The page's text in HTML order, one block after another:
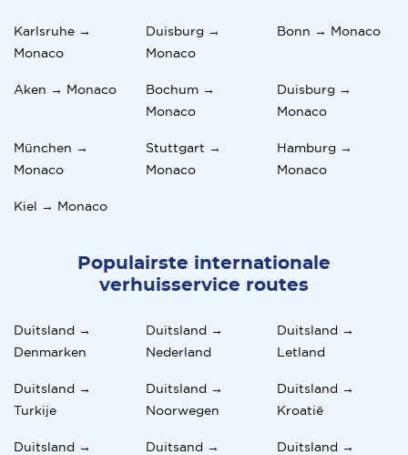
Karlsruhe →
Monaco
Duisburg →
Monaco
Bonn → Monaco
Aken → Monaco
Bochum →
Monaco
Duisburg →
Monaco
München →
Monaco
Stuttgart →
Monaco
Hamburg →
Monaco
Kiel → Monaco
Populairste internationale
verhuisservice routes
Duitsland →
Denmarken
Duitsland →
Nederland
Duitsland →
Letland
Duitsland →
Turkije
Duitsland →
Noorwegen
Duitsland →
Kroatië
Duitsland →
Duitsand →
Duitsland →